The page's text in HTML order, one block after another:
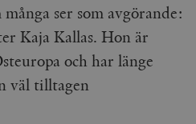
ser som avgörande:
Kaja Kallas. Hon är
och har länge
väl tilltagen